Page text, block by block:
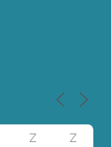
Z Z